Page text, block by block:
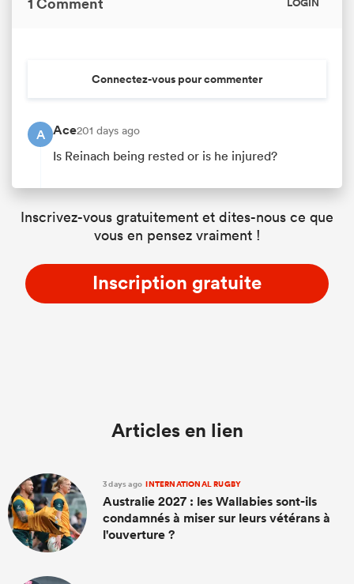
LOGIN
Connectez-vous pour commenter
A Ace201 days ago
Is Reinach being rested or is he injured?
Inscrivez-vous gratuitement et dites-nous ce que
vous en pensez vraiment !
Inscription gratuite
Articles en lien
3 days ago INTERNATIONAL RUGBY
Australie 2027 : les Wallabies sont-ils
condamnés à miser sur leurs vétérans à
l'ouverture ?